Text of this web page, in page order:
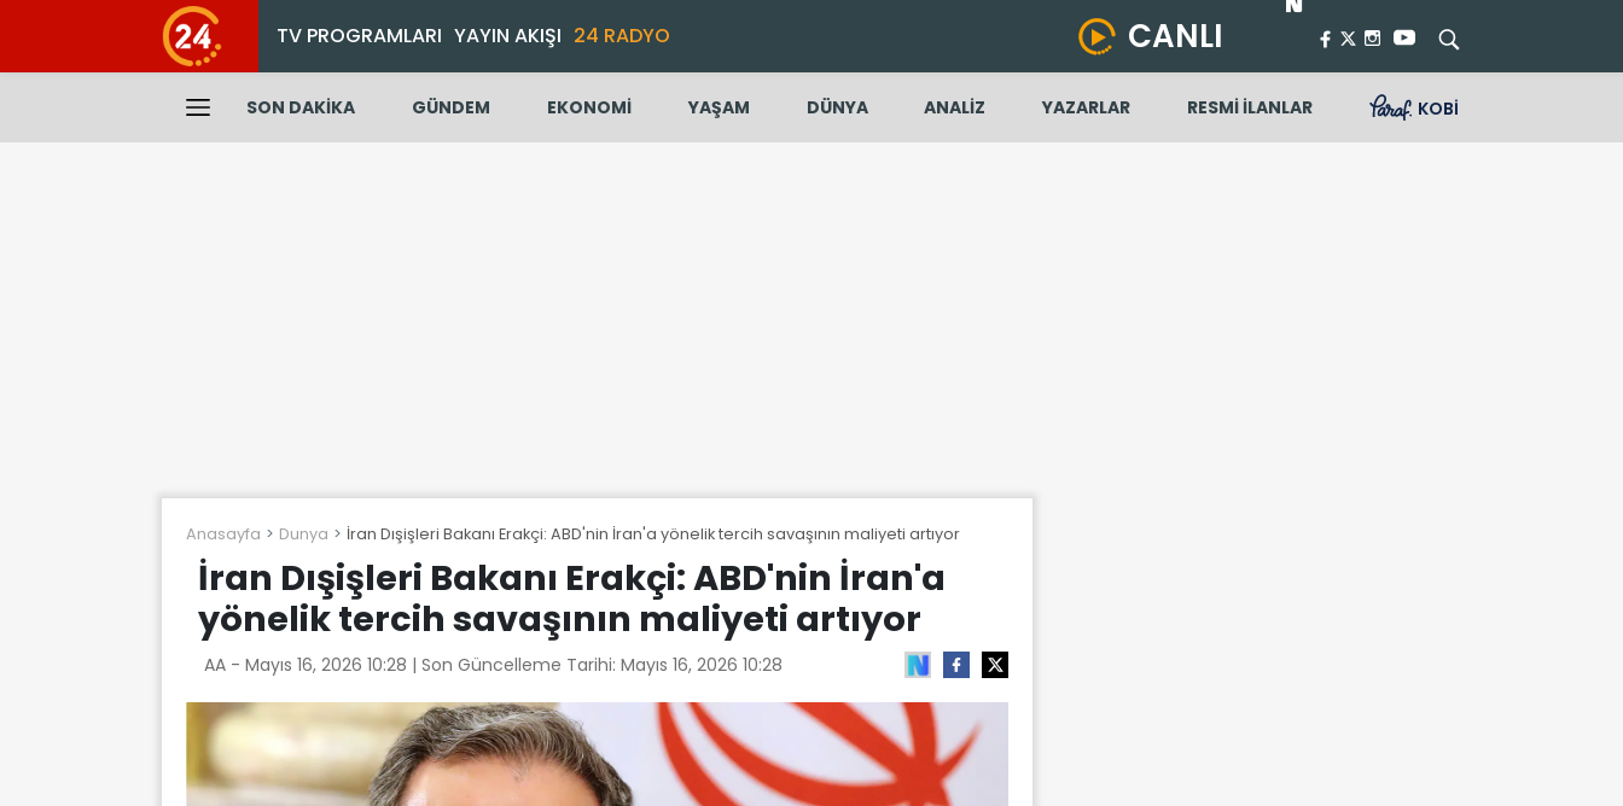
TV PROGRAMLARI YAYIN AKIŞI 24 RADYO CANLI
SON DAKİKA GÜNDEM EKONOMİ YAŞAM DÜNYA ANALİZ YAZARLAR RESMİ İLANLAR KOBİ
Anasayfa Dunya İran Dışişleri Bakanı Erakçi: ABD'nin İran'a yönelik tercih savaşının maliyeti artıyor
İran Dışişleri Bakanı Erakçi: ABD'nin İran'a
yönelik tercih savaşının maliyeti artıyor
AA - Mayıs 16, 2026 10:28 | Son Güncelleme Tarihi: Mayıs 16, 2026 10:28